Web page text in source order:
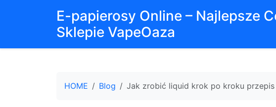
E-papierosy Online – Najlepsze
Sklepie VapeOaza
HOME Blog Jak zrobić liquid krok po kroku